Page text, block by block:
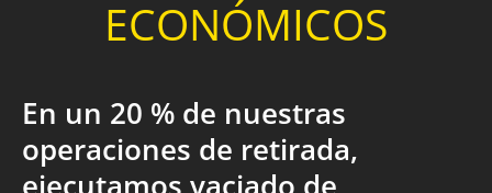
ECONÓMICOS
En un 20 % de nuestras
operaciones de retirada,